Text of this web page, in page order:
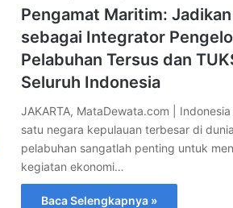
Pengamat Maritim:
sebagai Integrator
Pelabuhan Tersus dan
Seluruh Indonesia
JAKARTA, MataDewata.com |
satu negara kepulauan terbesar di
pelabuhan sangatlah penting untuk
kegiatan ekonomi…
Baca Selengkapnya »